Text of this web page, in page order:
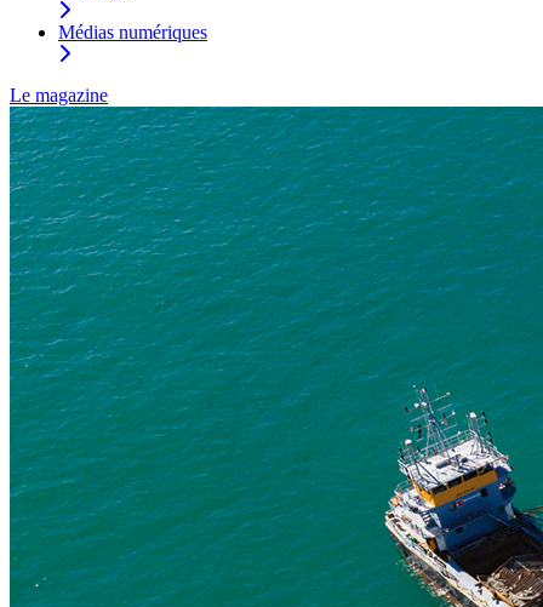
Médias numériques
Le magazine